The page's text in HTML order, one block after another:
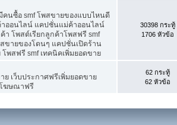
คนซื้อ smf โพสขายของแบบไหนดี
ออนไลน์ แคปชั่นแม่ค้าออนไลน์
า โพสต์เรียกลูกค้าโพสฟรี smf
ขายของโดนๆ แคปชั่นเปิดร้าน
พสฟรี smf เทคนิคเพิ่มยอดขาย
30398 กระทู้
1706 หัวข้อ
ย เว็บประกาศฟรีเพิ่มยอดขาย
โฆษณาฟรี
62 กระทู้
62 หัวข้อ